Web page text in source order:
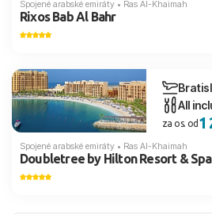
Spojené arabské emiráty • Ras Al-Khaimah
Rixos Bab Al Bahr
Spojené arabské emiráty • Ras Al-Khaimah
Doubletree by Hilton Resort &
All
za os. od 1